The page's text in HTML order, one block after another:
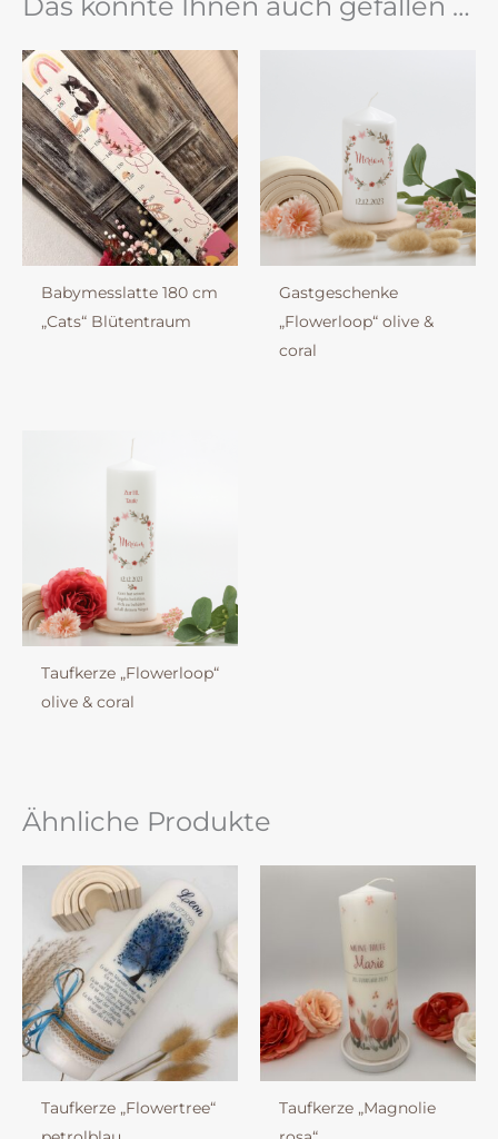
Babymesslatte 180 cm
„Cats“ Blütentraum
Gastgeschenke
„Flowerloop“ olive &
coral
Taufkerze „Flowerloop“
olive & coral
Ähnliche Produkte
Taufkerze „Flowertree“
Taufkerze „Magnolie